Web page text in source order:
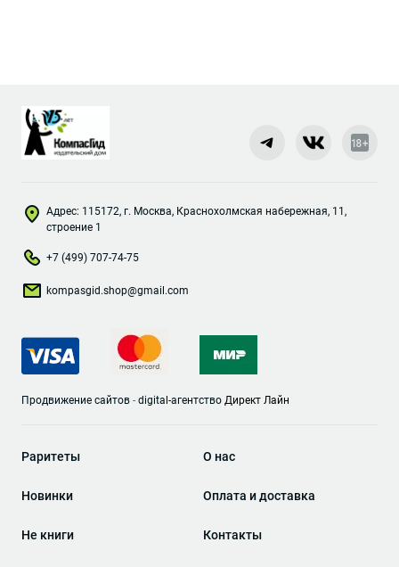
Раритеты
Новинки
Не книги
О нас
Оплата и доставка
Контакты
Адрес: 115172, г. Москва, Краснохолмская набережная, 11,
строение 1
+7 (499) 707-74-75
kompasgid.shop@gmail.com
Продвижение сайтов - digital-агентство Директ Лайн